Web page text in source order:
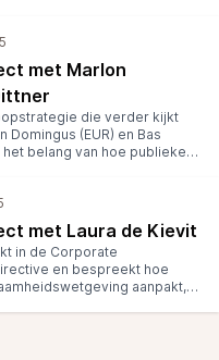
met Marlon
die verder kijkt
Domingus (EUR) en Bas
belang van hoe publieke
een toetsingskader en
(Taskforce Beyond
risicobeoordelingen.
met Laura de Kievit
in de Corporate
en bespreekt hoe
aanpakt,